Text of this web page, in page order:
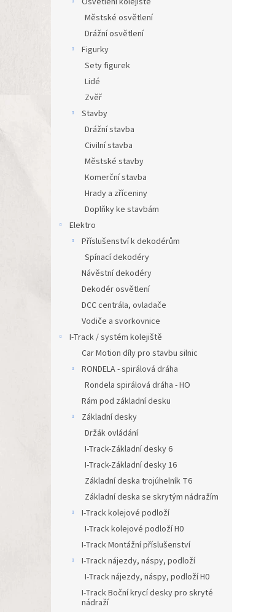
Městské osvětlení
Drážní osvětlení
Figurky
Sety figurek
Lidé
Zvěř
Stavby
Drážní stavba
Civilní stavba
Městské stavby
Komerční stavba
Hrady a zříceniny
Doplňky ke stavbám
Elektro
Příslušenství k dekodérům
Spínací dekodéry
Návěstní dekodéry
Dekodér osvětlení
DCC centrála, ovladače
Vodiče a svorkovnice
I-Track / systém kolejiště
Car Motion díly pro stavbu silnic
RONDELA - spirálová dráha
Rondela spirálová dráha - HO
Rám pod základní desku
Základní desky
Držák ovládání
I-Track-Základní desky 6
I-Track-Základní desky 16
Základní deska trojúhelník T6
Základní deska se skrytým nádražím
I-Track kolejové podloží
I-Track kolejové podloží H0
I-Track Montážní příslušenství
I-Track nájezdy, náspy, podloží
I-Track nájezdy, náspy, podloží H0
I-Track Boční krycí desky pro skryté
nádraží